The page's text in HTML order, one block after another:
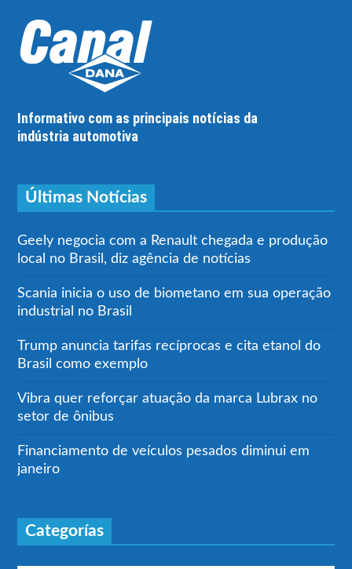
Informativo com as principais notícias da
indústria automotiva
Últimas Notícias
Geely negocia com a Renault chegada e produção
local no Brasil, diz agência de notícias
Scania inicia o uso de biometano em sua operação
industrial no Brasil
Trump anuncia tarifas recíprocas e cita etanol do
Brasil como exemplo
Vibra quer reforçar atuação da marca Lubrax no
setor de ônibus
Financiamento de veículos pesados diminui em
janeiro
Categorías